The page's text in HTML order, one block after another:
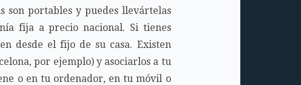
son portables y puedes llevártelas
fija a precio nacional. Si tienes
desde el fijo de su casa. Existen
por ejemplo) y asociarlos a tu
o en tu ordenador, en tu móvil o